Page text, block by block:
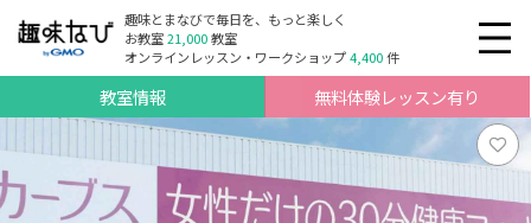
趣味とまなびで毎日を、もっと楽しく
お教室21,000教室
オンラインレッスン・ワークショップ4,400件
教室情報 無料体験レッスン有り